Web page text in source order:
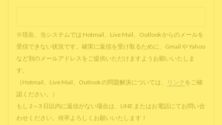
※現在、当システムでは Hotmail、Live Mail、Outlook からのメールを
受信できない状況です。確実に返信を受け取るために、Gmail や Yahoo
など別のメールアドレスをご提供いただけますようお願いいたしま
す。
（Hotmail、Live Mail、Outlook の問題解決については、
リンク をご確
認ください。）
もし 2～3 日以内に返信がない場合は、LINE またはお電話にてお問い合
わせください。何卒よろしくお願いいたします！